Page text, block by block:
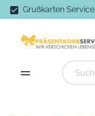
Grußkarten Service